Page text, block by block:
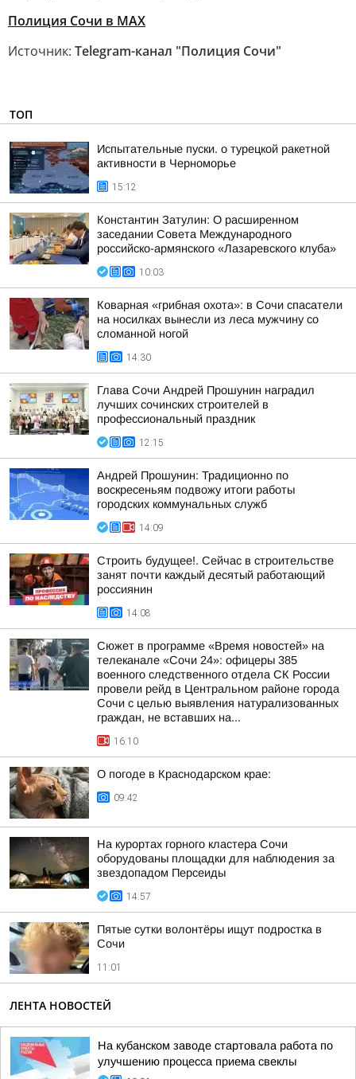
Полиция Сочи в МАХ
Источник: Telegram-канал "Полиция Сочи"
ТОП
Испытательные пуски. о турецкой ракетной
активности в Черноморье
15:12
Константин Затулин: О расширенном
заседании Совета Международного
российско-армянского «Лазаревского клуба»
10:03
Коварная «грибная охота»: в Сочи спасатели
на носилках вынесли из леса мужчину со
сломанной ногой
14:30
Глава Сочи Андрей Прошунин наградил
лучших сочинских строителей в
профессиональный праздник
12:15
Андрей Прошунин: Традиционно по
воскресеньям подвожу итоги работы
городских коммунальных служб
14:09
Строить будущее!. Сейчас в строительстве
занят почти каждый десятый работающий
россиянин
14:08
Сюжет в программе «Время новостей» на
телеканале «Сочи 24»: офицеры 385
военного следственного отдела СК России
провели рейд в Центральном районе города
Сочи с целью выявления натурализованных
граждан, не вставших на...
16:10
О погоде в Краснодарском крае:
09:42
На курортах горного кластера Сочи
оборудованы площадки для наблюдения за
звездопадом Персеиды
14:57
Пятые сутки волонтёры ищут подростка в
Сочи
11:01
ЛЕНТА НОВОСТЕЙ
На кубанском заводе стартовала работа по
улучшению процесса приема свеклы